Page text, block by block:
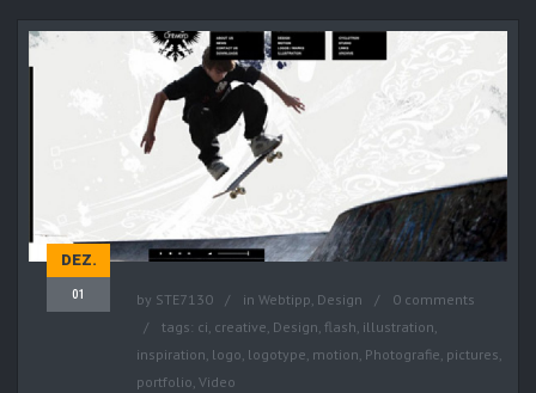
DEZ.
01 by STE7130 in Webtipp, Design
0 comments
tags: ci creative Design flash illustration
inspiration logo logotype motion Photografie pictures
portfolio Video